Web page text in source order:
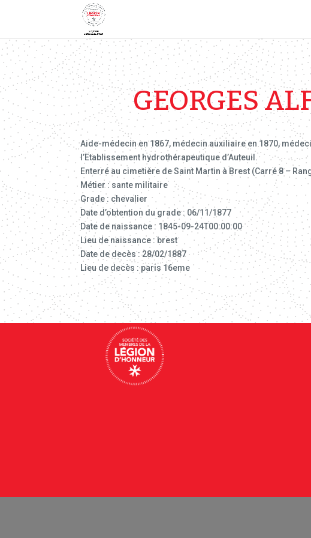
GEORGES
Aide-médecin en 1867, médecin auxiliaire en 1870,
l’Etablissement hydrothérapeutique d’Auteuil.
Enterré au cimetière de Saint Martin à Brest (Carré 8 –
Métier : sante militaire
Grade : chevalier
Date d’obtention du grade : 06/11/1877
Date de naissance : 1845-09-24T00:00:00
Lieu de naissance : brest
Date de decès : 28/02/1887
Lieu de decès : paris 16eme